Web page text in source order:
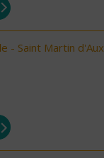
- Saint Martin